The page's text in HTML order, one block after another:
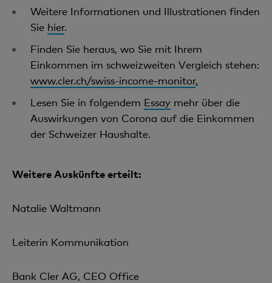
Weitere Informationen und Illustrationen finden
Sie hier.
Finden Sie heraus, wo Sie mit Ihrem
Einkommen im schweizweiten Vergleich stehen:
www.cler.ch/swiss-income-monitor.
Lesen Sie in folgendem Essay mehr über die
Auswirkungen von Corona auf die Einkommen
der Schweizer Haushalte.
Weitere Auskünfte erteilt:
Natalie Waltmann
Leiterin Kommunikation
Bank Cler AG, CEO Office